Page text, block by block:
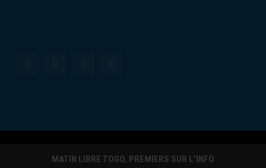
MATIN LIBRE TOGO, PREMIERS SUR L’INFO